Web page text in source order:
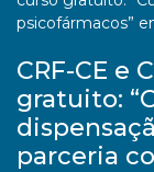
psicofármacos”
CRF-CE e
gratuito:
parceria